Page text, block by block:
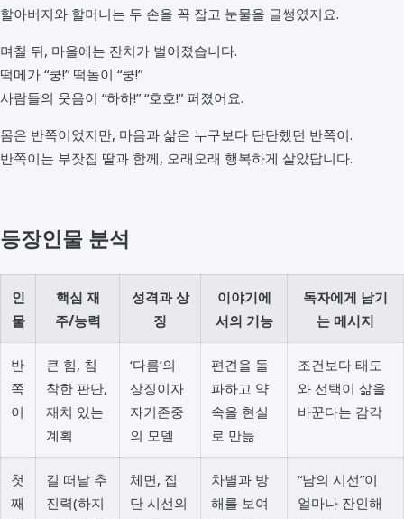
할아버지와 할머니는 두 손을 꼭 잡고 눈물을 글썽였지요.
며칠 뒤, 마을에는 잔치가 벌어졌습니다.
떡메가 “쿵!” 떡돌이 “쿵!”
사람들의 웃음이 “하하!” “호호!” 퍼졌어요.
몸은 반쪽이었지만, 마음과 삶은 누구보다 단단했던 반쪽이.
반쪽이는 부잣집 딸과 함께, 오래오래 행복하게 살았답니다.
등장인물 분석
인
물
핵심 재
주/능력
성격과 상
징
이야기에
서의 기능
독자에게 남기
는 메시지
반
쪽
이
큰 힘, 침
착한 판단,
재치 있는
계획
‘다름’의
상징이자
자기존중
의 모델
편견을 돌
파하고 약
속을 현실
로 만듦
조건보다 태도
와 선택이 삶을
바꾼다는 감각
첫
째
길 떠날 추
진력(하지
체면, 집
단 시선의
차별과 방
해를 보여
“남의 시선”이
얼마나 잔인해